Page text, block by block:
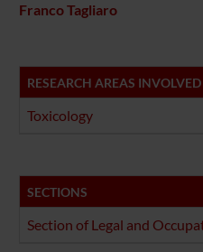
Franco Tagliaro
RESEARCH AREAS
Toxicology
SECTIONS
Section of Legal and